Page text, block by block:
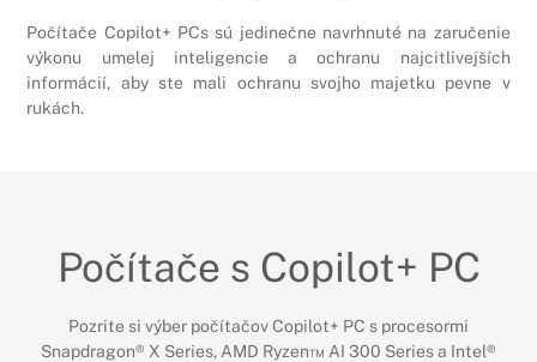
Počítače Copilot+ PCs sú jedinečne navrhnuté na zaručenie
výkonu umelej inteligencie a ochranu najcitlivejších
informácií, aby ste mali ochranu svojho majetku pevne v
rukách.
Počítače s Copilot+ PC
Pozrite si výber počítačov Copilot+ PC s procesormi
Snapdragon® X Series, AMD Ryzen™ AI 300 Series a Intel®